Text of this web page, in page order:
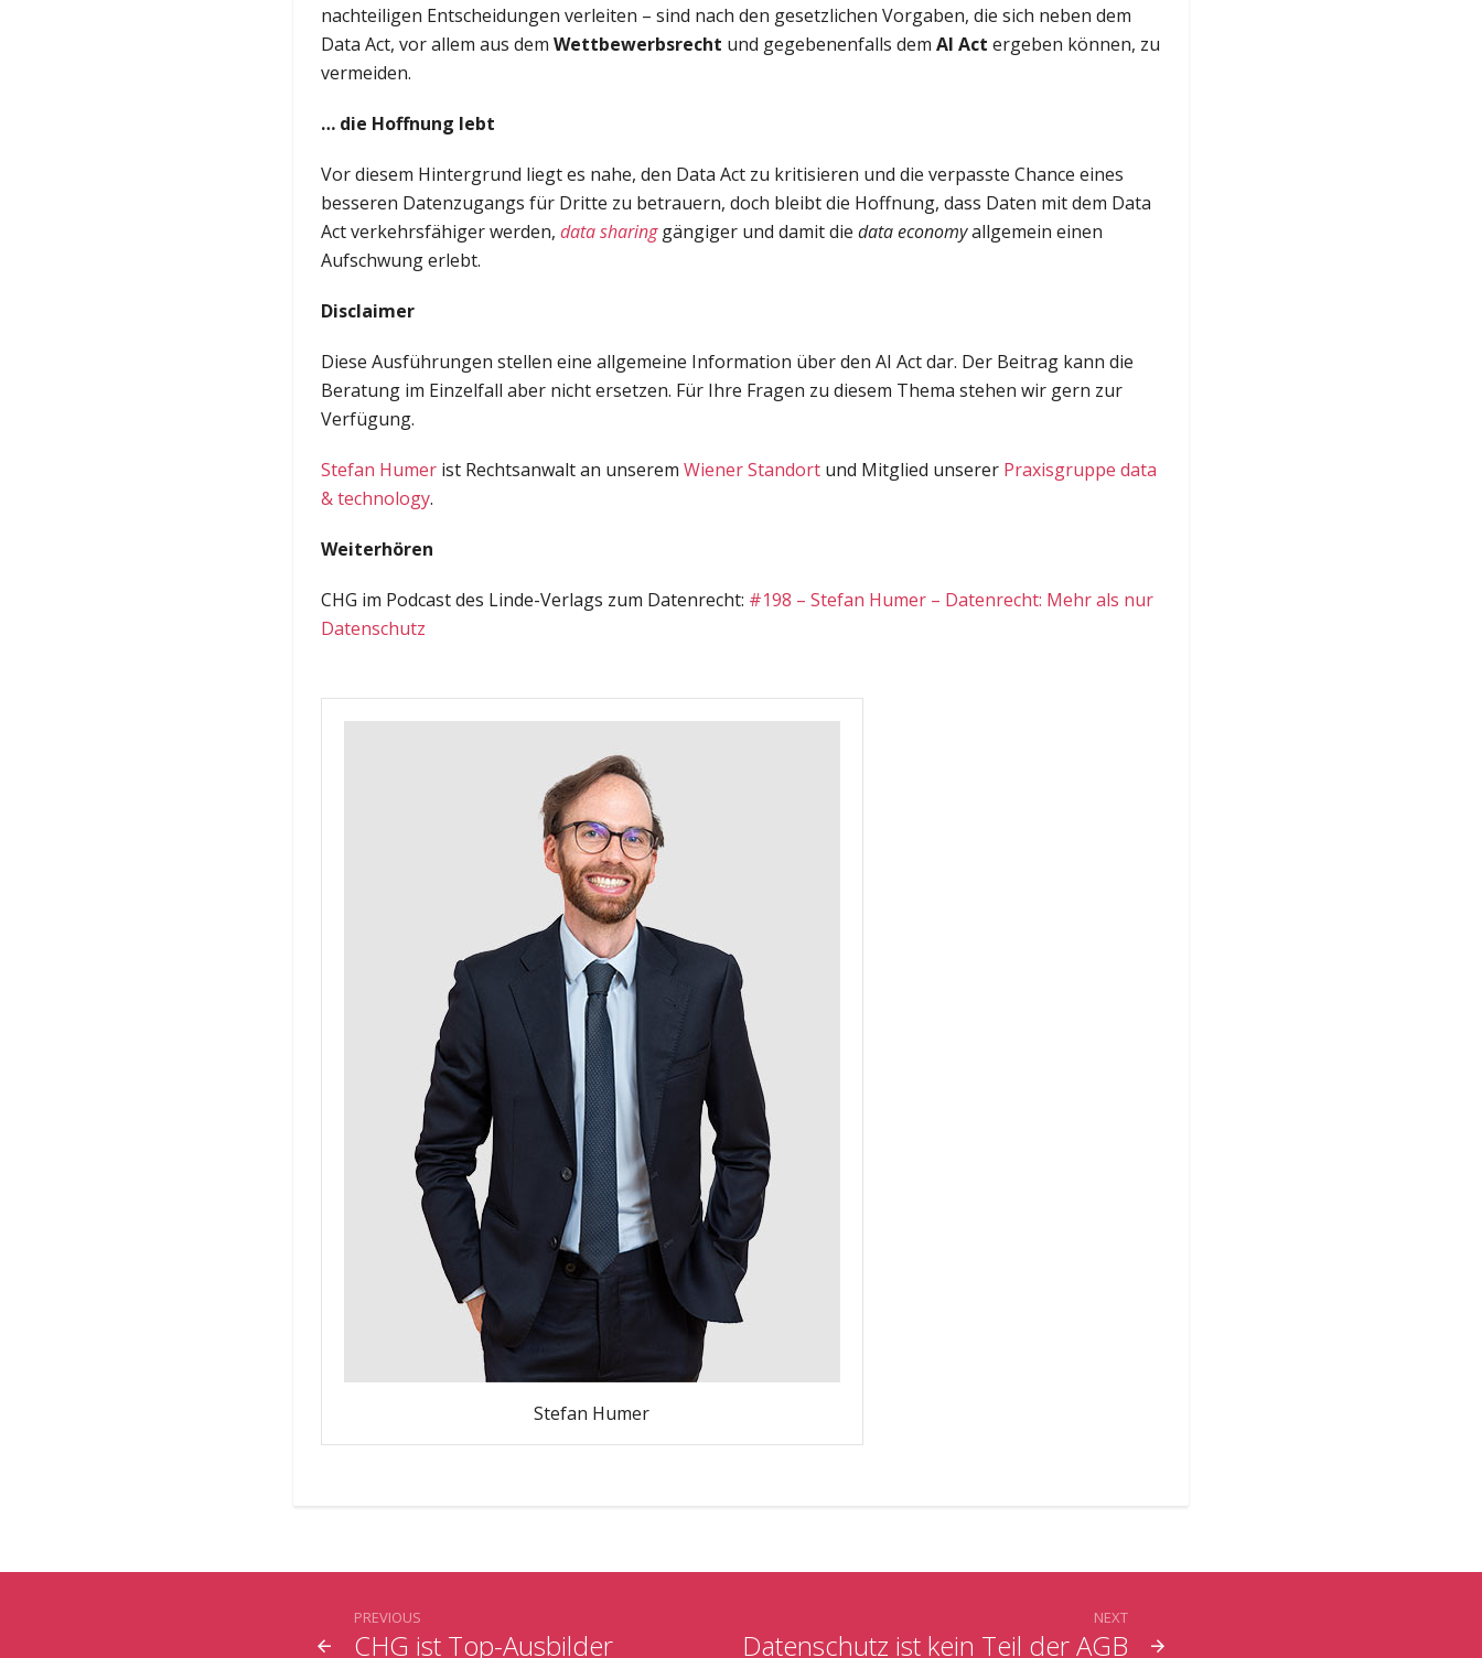
nachteiligen Entscheidungen verleiten – sind nach den gesetzlichen Vorgaben, die sich neben dem
Data Act, vor allem aus dem Wettbewerbsrecht und gegebenenfalls dem AI Act ergeben können, zu
vermeiden.
… die Hoffnung lebt
Vor diesem Hintergrund liegt es nahe, den Data Act zu kritisieren und die verpasste Chance eines
besseren Datenzugangs für Dritte zu betrauern, doch bleibt die Hoffnung, dass Daten mit dem Data
Act verkehrsfähiger werden, data sharinggängiger und damit die data economyallgemein einen
Aufschwung erlebt.
Disclaimer
Diese Ausführungen stellen eine allgemeine Information über den AI Act dar. Der Beitrag kann die
Beratung im Einzelfall aber nicht ersetzen. Für Ihre Fragen zu diesem Thema stehen wir gern zur
Verfügung.
Stefan Humerist Rechtsanwalt an unserem Wiener Standortund Mitglied unserer Praxisgruppe data
& technology.
Weiterhören
CHG im Podcast des Linde-Verlags zum Datenrecht: #198 – Stefan Humer – Datenrecht: Mehr als nur
Datenschutz
Stefan Humer
CHG ist Top-Ausbilder
PREVIOUS
Datenschutz ist kein Teil der AGB
NEXT